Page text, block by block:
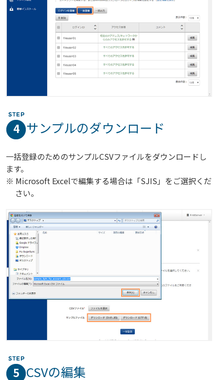
4 サンプルのダウンロード
一括登録のためのサンプルCSVファイルをダウンロードし
ます。
※ Microsoft Excelで編集する場合は「SJIS」をご選択くだ
さい。
5 CSVの編集